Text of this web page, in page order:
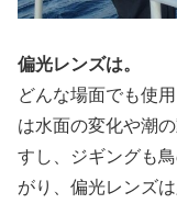
偏光レンズは。
どんな場面でも使
は水面の変化や潮
すし、ジギングも
がり、偏光レンズ